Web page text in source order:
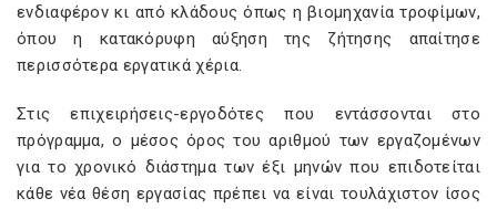
ενδιαφέρον κι από κλάδους όπως η βιομηχανία τροφίμων,
όπου η κατακόρυφη αύξηση της ζήτησης απαίτησε
περισσότερα εργατικά χέρια.
Στις επιχειρήσεις-εργοδότες που εντάσσονται στο
πρόγραμμα, ο μέσος όρος του αριθμού των εργαζομένων
για το χρονικό διάστημα των έξι μηνών που επιδοτείται
κάθε νέα θέση εργασίας πρέπει να είναι τουλάχιστον ίσος